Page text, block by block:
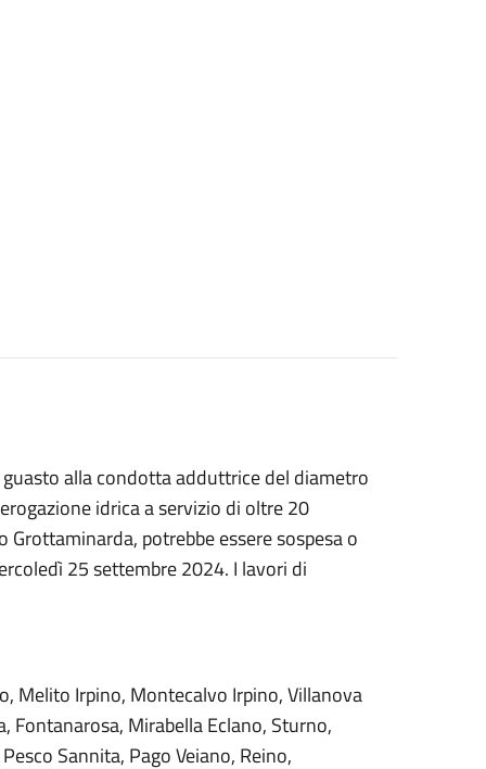
alla condotta adduttrice del diametro
idrica a servizio di oltre 20
potrebbe essere sospesa o
25 settembre 2024. I lavori di
Melito Irpino, Montecalvo Irpino, Villanova
Fontanarosa, Mirabella Eclano, Sturno,
Sannita, Pago Veiano, Reino,